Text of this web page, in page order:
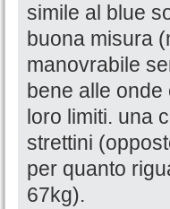
simile al blue
buona misura
manovrabile
bene alle onde
loro limiti. una
strettini
per quanto
67kg).